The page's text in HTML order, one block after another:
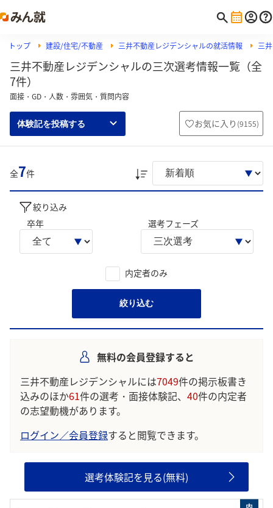
トップ 建設/住宅/不動産 三井不動産レジデンシャルの就活情報 三
三井不動産レジデンシャルの三次選考情報一覧（全
7件）
面接・GD・人数・雰囲気・質問内容
体験記を投稿する お気に入り (9155)
全7件
絞り込み
卒年
選考フェーズ
内定者のみ
絞り込む
無料の会員登録すると
三井不動産レジデンシャルには7049件の掲示板書き
込みのほか61件の選考・面接体験記、 40件の内定者
の志望動機があります。
ログイン／会員登録すると閲覧できます。
選考体験記を見る(無料)